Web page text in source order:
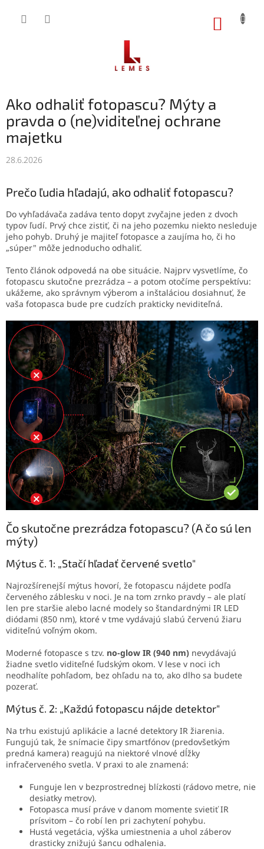
Ako odhaliť fotopascu? Mýty a
pravda o (ne)viditeľnej ochrane
majetku
28.6.2026
Prečo ľudia hľadajú, ako odhaliť fotopascu?
Do vyhľadávača zadáva tento dopyt zvyčajne jeden z dvoch
typov ľudí. Prvý chce zistiť, či na jeho pozemku niekto nesleduje
jeho pohyb. Druhý je majiteľ fotopasce a zaujíma ho, či ho
„súper" môže jednoducho odhaliť.
Tento článok odpovedá na obe situácie. Najprv vysvetlíme, čo
fotopascu skutočne prezrádza – a potom otočíme perspektívu:
ukážeme, ako správnym výberom a inštaláciou dosiahnuť, že
vaša fotopasca bude pre cudzích prakticky neviditeľná.
Čo skutočne prezrádza fotopascu? (A čo sú len
mýty)
Mýtus č. 1: „Stačí hľadať červené svetlo"
Najrozšírenejší mýtus hovorí, že fotopascu nájdete podľa
červeného záblesku v noci. Je na tom zrnko pravdy – ale platí
len pre staršie alebo lacné modely so štandardnými IR LED
diódami (850 nm), ktoré v tme vydávajú slabú červenú žiaru
viditeľnú voľným okom.
Moderné fotopasce s tzv. no-glow IR (940 nm) nevydávajú
žiadne svetlo viditeľné ľudským okom. V lese v noci ich
neodhalíte pohľadom, bez ohľadu na to, ako dlho sa budete
pozerať.
Mýtus č. 2: „Každú fotopascu nájde detektor"
Na trhu existujú aplikácie a lacné detektory IR žiarenia.
Fungujú tak, že snímacie čipy smartfónov (predovšetkým
predná kamera) reagujú na niektoré vlnové dĺžky
infračerveného svetla. V praxi to ale znamená:
Funguje len v bezprostrednej blízkosti (rádovo metre, nie
desiatky metrov).
Fotopasca musí práve v danom momente svietiť IR
prísvitom – čo robí len pri zachytení pohybu.
Hustá vegetácia, výška umiestnenia a uhol záberov
drasticky znižujú šancu odhalenia.